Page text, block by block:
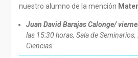
nuestro alumno de la mención
Juan David Barajas Calonge/
las 15:30 horas, Sala de
Ciencias.